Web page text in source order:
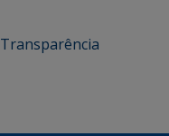
Transparência